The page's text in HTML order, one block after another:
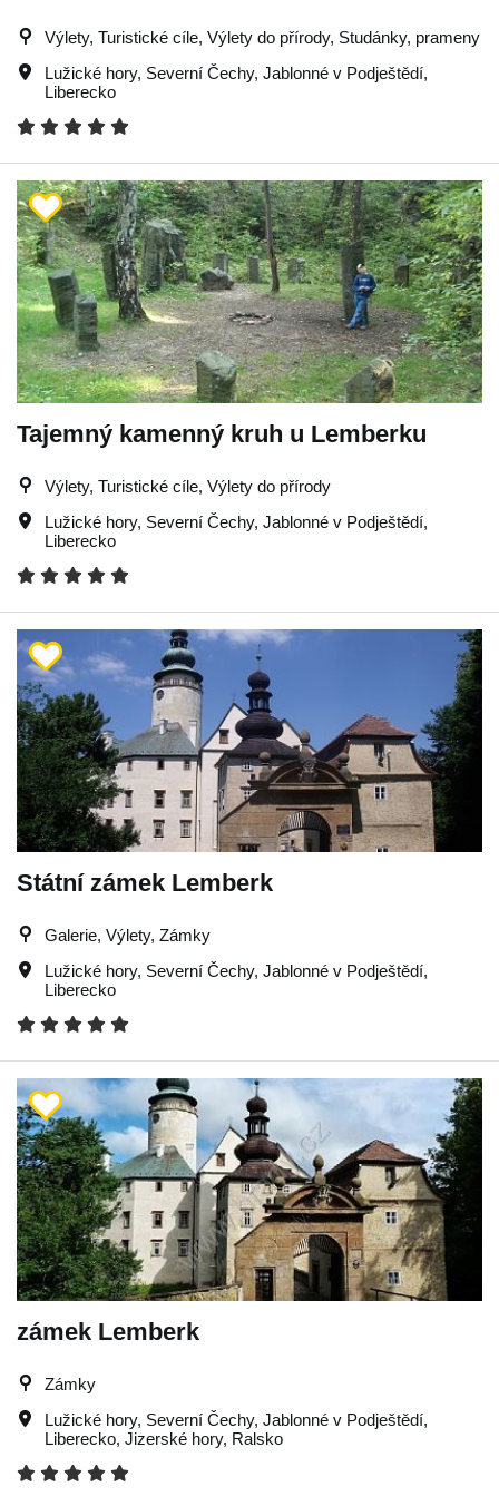
Výlety, Turistické cíle, Výlety do přírody, Studánky, prameny
Lužické hory, Severní Čechy, Jablonné v Podještědí,
Liberecko
Tajemný kamenný kruh u Lemberku
Výlety, Turistické cíle, Výlety do přírody
Lužické hory, Severní Čechy, Jablonné v Podještědí,
Liberecko
Státní zámek Lemberk
Galerie, Výlety, Zámky
Lužické hory, Severní Čechy, Jablonné v Podještědí,
Liberecko
zámek Lemberk
Zámky
Lužické hory, Severní Čechy, Jablonné v Podještědí,
Liberecko, Jizerské hory, Ralsko